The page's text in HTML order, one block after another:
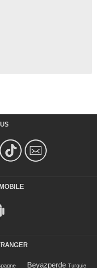
Beyazperde Turquie